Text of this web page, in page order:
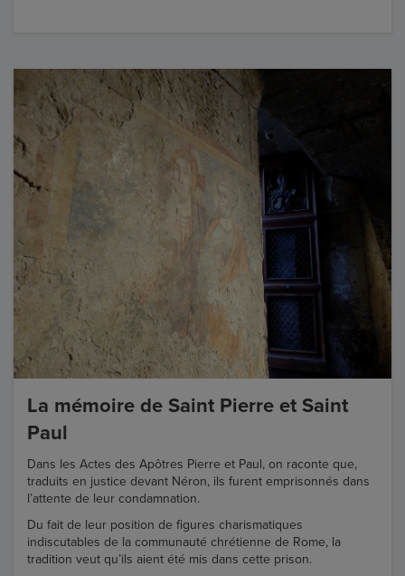
La mémoire de Saint Pierre et Saint
Paul
Dans les Actes des Apôtres Pierre et Paul, on raconte que,
traduits en justice devant Néron, ils furent emprisonnés dans
l’attente de leur condamnation.
Du fait de leur position de figures charismatiques
indiscutables de la communauté chrétienne de Rome, la
tradition veut qu’ils aient été mis dans cette prison.